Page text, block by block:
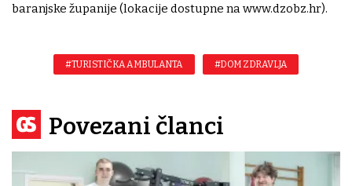
baranjske županije (lokacije dostupne na www.dzobz.hr).
#TURISTIČKA AMBULANTA #DOM ZDRAVLJA
Povezani članci